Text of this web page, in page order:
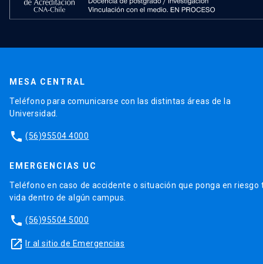
MESA CENTRAL
Teléfono para comunicarse con las distintas áreas de la
Universidad.
phone (56)95504 4000
EMERGENCIAS UC
Teléfono en caso de accidente o situación que ponga en riesgo
vida dentro de algún campus.
phone (56)95504 5000
launch Ir al sitio de Emergencias